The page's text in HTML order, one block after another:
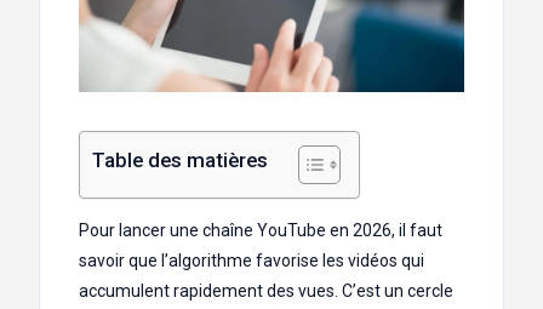
Table des matières
Pour lancer une chaîne YouTube en 2026, il faut
savoir que l’algorithme favorise les vidéos qui
accumulent rapidement des vues. C’est un cercle